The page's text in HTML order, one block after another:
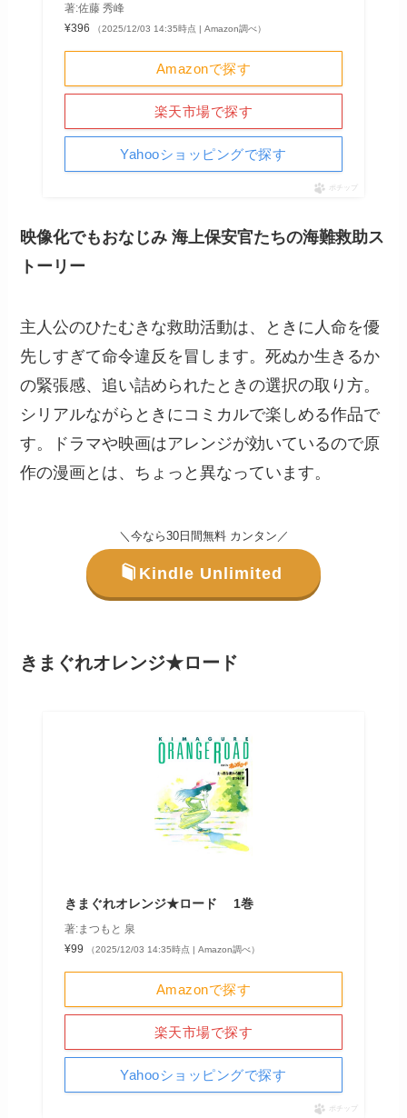
著:佐藤 秀峰
¥396
（2025/12/03 14:35時点 | Amazon調べ）
Amazonで探す
楽天市場で探す
Yahooショッピングで探す
ポチップ
映像化でもおなじみ 海上保安官たちの海難救助ス
トーリー
主人公のひたむきな救助活動は、ときに人命を優
先しすぎて命令違反を冒します。死ぬか生きるか
の緊張感、追い詰められたときの選択の取り方。
シリアルながらときにコミカルで楽しめる作品で
す。ドラマや映画はアレンジが効いているので原
作の漫画とは、ちょっと異なっています。
＼今なら30日間無料 カンタン／
Kindle Unlimited
きまぐれオレンジ★ロード
きまぐれオレンジ★ロード 1巻
著:まつもと 泉
¥99
（2025/12/03 14:35時点 | Amazon調べ）
Amazonで探す
楽天市場で探す
Yahooショッピングで探す
ポチップ